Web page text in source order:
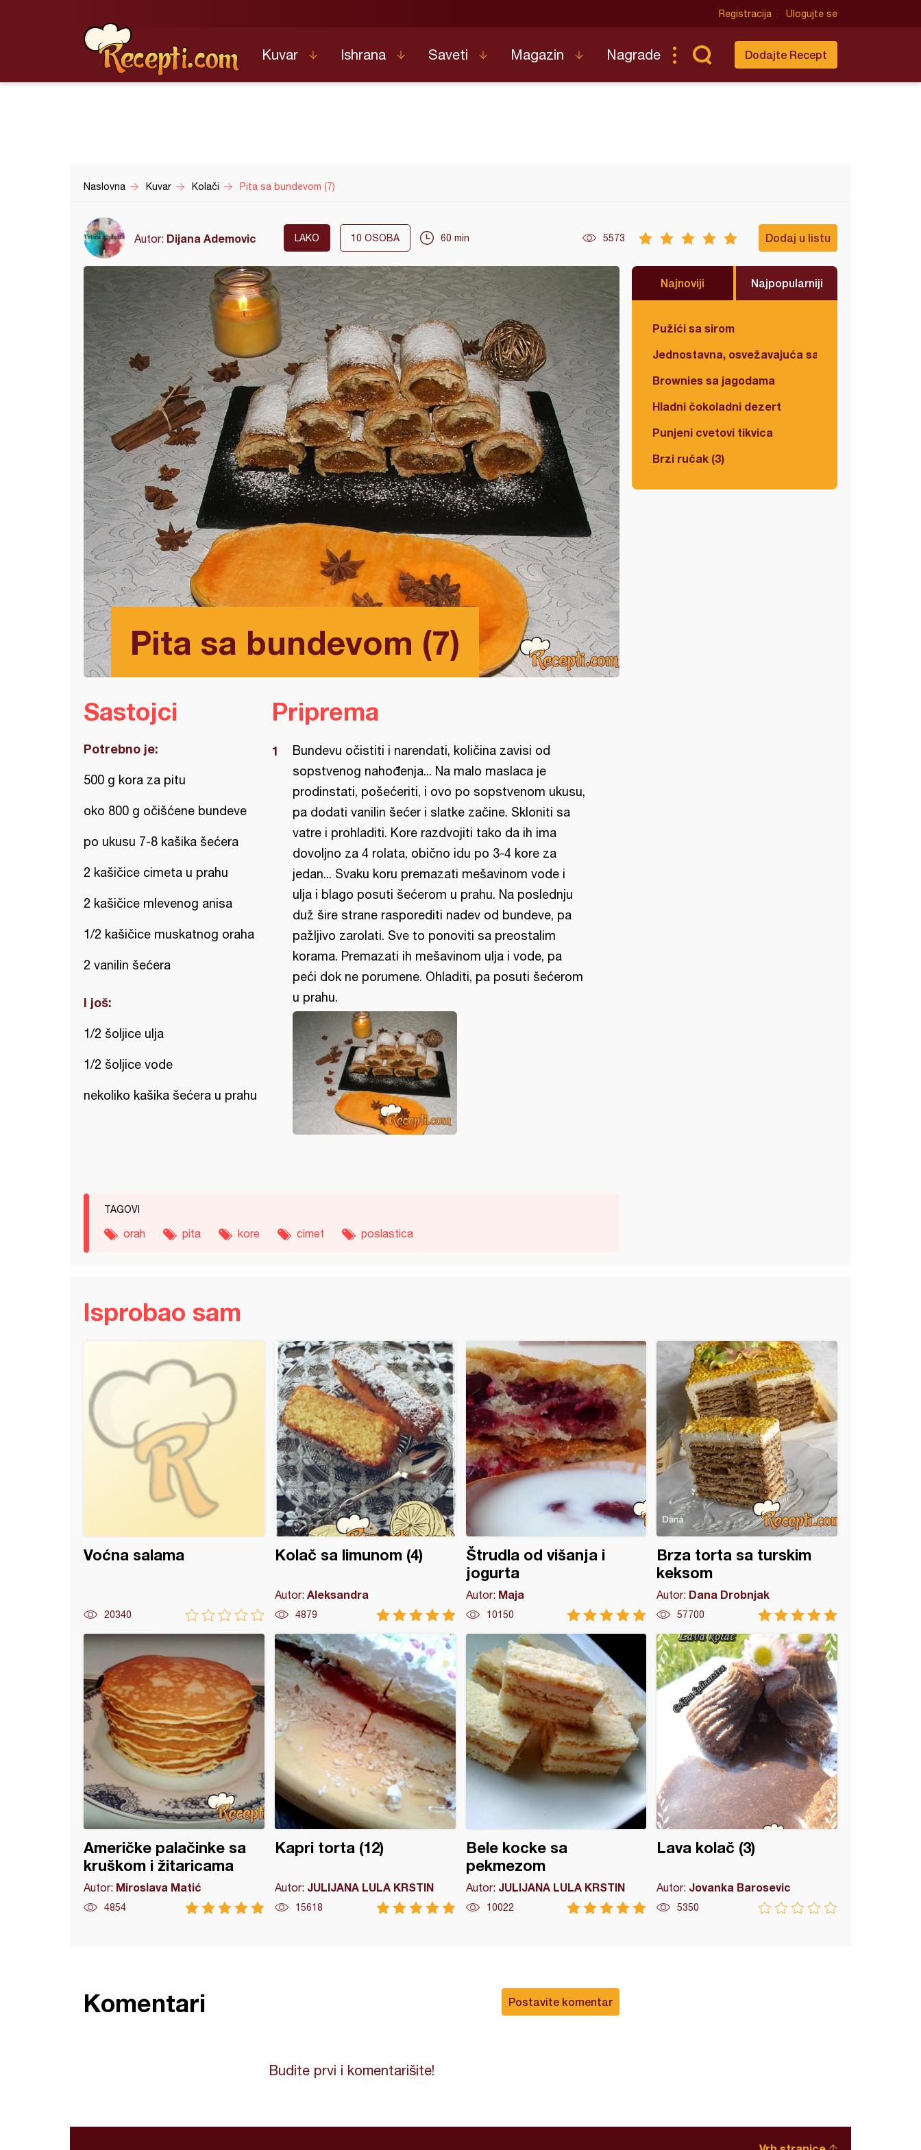
Registracija Ulogujte se
Kuvar Ishrana Saveti Magazin Nagrade Dodajte Recept
Naslovna Kuvar Kolači Pita sa bundevom (7)
Autor: Dijana Ademovic LAKO 10 OSOBA 60 min 5573 Dodaj u listu
Pita sa bundevom (7)
Najnoviji Najpopularniji
Pužići sa sirom
Jednostavna, osvežavajuća salata
Brownies sa jagodama
Hladni čokoladni dezert
Punjeni cvetovi tikvica
Brzi ručak (3)
Sastojci
Potrebno je:
500 g kora za pitu
oko 800 g očišćene bundeve
po ukusu 7-8 kašika šećera
2 kašičice cimeta u prahu
2 kašičice mlevenog anisa
1/2 kašičice muskatnog oraha
2 vanilin šećera
I još:
1/2 šoljice ulja
1/2 šoljice vode
nekoliko kašika šećera u prahu
Priprema
Bundevu očistiti i narendati, količina zavisi od
sopstvenog nahođenja... Na malo maslaca je
prodinstati, pošećeriti, i ovo po sopstvenom ukusu,
pa dodati vanilin šećer i slatke začine. Skloniti sa
vatre i prohladiti. Kore razdvojiti tako da ih ima
dovoljno za 4 rolata, obično idu po 3-4 kore za
jedan... Svaku koru premazati mešavinom vode i
ulja i blago posuti šećerom u prahu. Na poslednju
duž šire strane rasporediti nadev od bundeve, pa
pažljivo zarolati. Sve to ponoviti sa preostalim
korama. Premazati ih mešavinom ulja i vode, pa
peći dok ne porumene. Ohladiti, pa posuti šećerom
u prahu.
TAGOVI
orah pita kore cimet poslastica
Isprobao sam
Voćna salama
20340
Kolač sa limunom (4)
Autor: Aleksandra
4879
Štrudla od višanja i
jogurta
Autor: Maja
10150
Brza torta sa turskim
keksom
Autor: Dana Drobnjak
57700
Američke palačinke sa
kruškom i žitaricama
Autor: Miroslava Matić
4854
Kapri torta (12)
Autor: JULIJANA LULA KRSTIN
15618
Bele kocke sa
pekmezom
Autor: JULIJANA LULA KRSTIN
10022
Lava kolač (3)
Autor: Jovanka Barosevic
5350
Postavite komentar
Komentari
Budite prvi i komentarišite!